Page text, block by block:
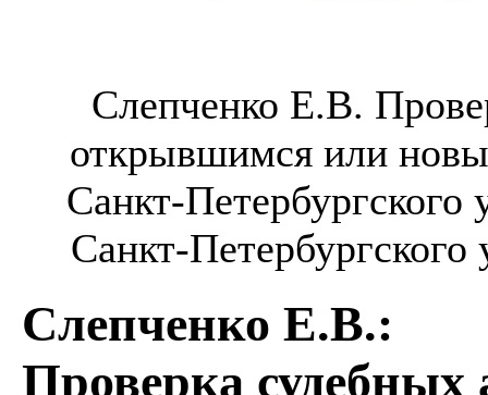
Слепченко Е.В.
открывшимся или
Санкт-
Санкт-
Слепченко Е.В.:
Проверка судебных